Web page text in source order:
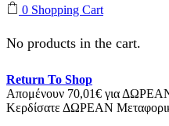
0 Shopping Cart
No products in the cart.
Return To Shop
Απομένουν 70,01€ για
Κερδίσατε ΔΩΡΕΑΝ